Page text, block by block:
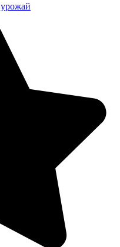
урожай